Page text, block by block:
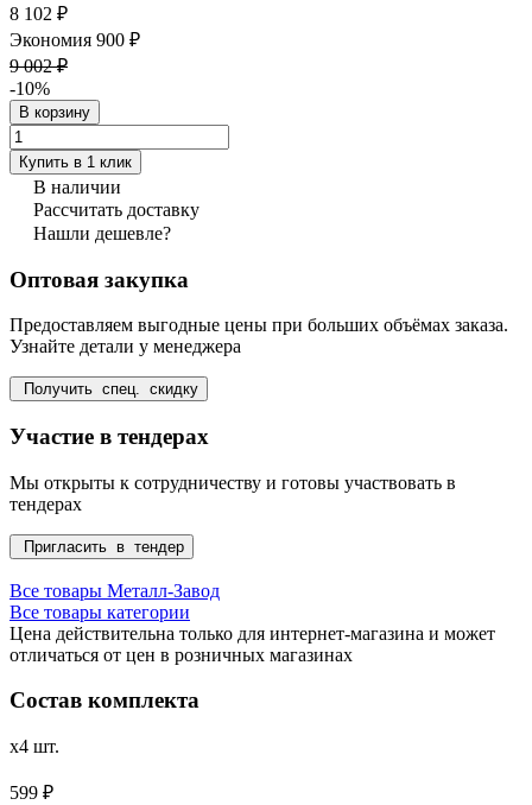
8 102 ₽
Экономия 900 ₽
9 002 ₽
-10%
В корзину
Купить в 1 клик
В наличии
Рассчитать доставку
Нашли дешевле?
Оптовая закупка
Предоставляем выгодные цены при больших объёмах заказа.
Узнайте детали у менеджера
Получить спец. скидку
Участие в тендерах
Мы открыты к сотрудничеству и готовы участвовать в
тендерах
Пригласить в тендер
Все товары Металл-Завод
Все товары категории
Цена действительна только для интернет-магазина и может
отличаться от цен в розничных магазинах
Состав комплекта
x4 шт.
599 ₽